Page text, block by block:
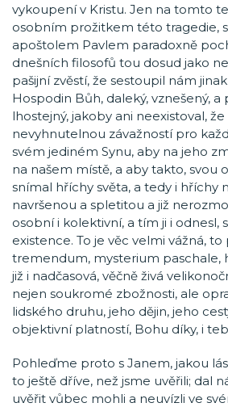
vykoupení v Kristu. Jen na tomto
osobním prožitkem této tragedie,
apoštolem Pavlem paradoxně
dnešních filosofů tou dosud jako
pašijní zvěstí, že sestoupil nám
Hospodin Bůh, daleký, vznešený,
lhostejný, jakoby ani neexistoval,
nevyhnutelnou závažností pro
svém jediném Synu, aby na jeho
na našem místě, a aby takto, svou
snímal hříchy světa, a tedy i hříchy
navršenou a spletitou a již
osobní i kolektivní, a tím ji i odnesl,
existence. To je věc velmi vážná,
tremendum, mysterium paschale,
již i nadčasová, věčně živá
nejen soukromé zbožnosti, ale
lidského druhu, jeho dějin, jeho
objektivní platností, Bohu díky, i
Pohleďme proto s Janem, jakou
to ještě dříve, než jsme uvěřili; dal
uvěřit vůbec mohli a neuvízli ve